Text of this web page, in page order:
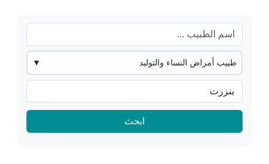
طبيب أمراض النساء والتوليد
ابحث